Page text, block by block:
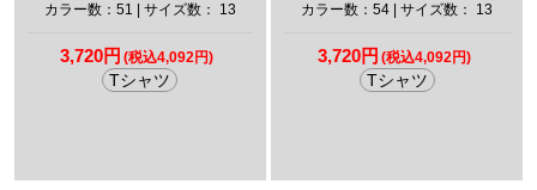
カラー数：51 | サイズ数： 13
3,720円 (税込4,092円)
Tシャツ
カラー数：54 | サイズ数： 13
3,720円 (税込4,092円)
Tシャツ